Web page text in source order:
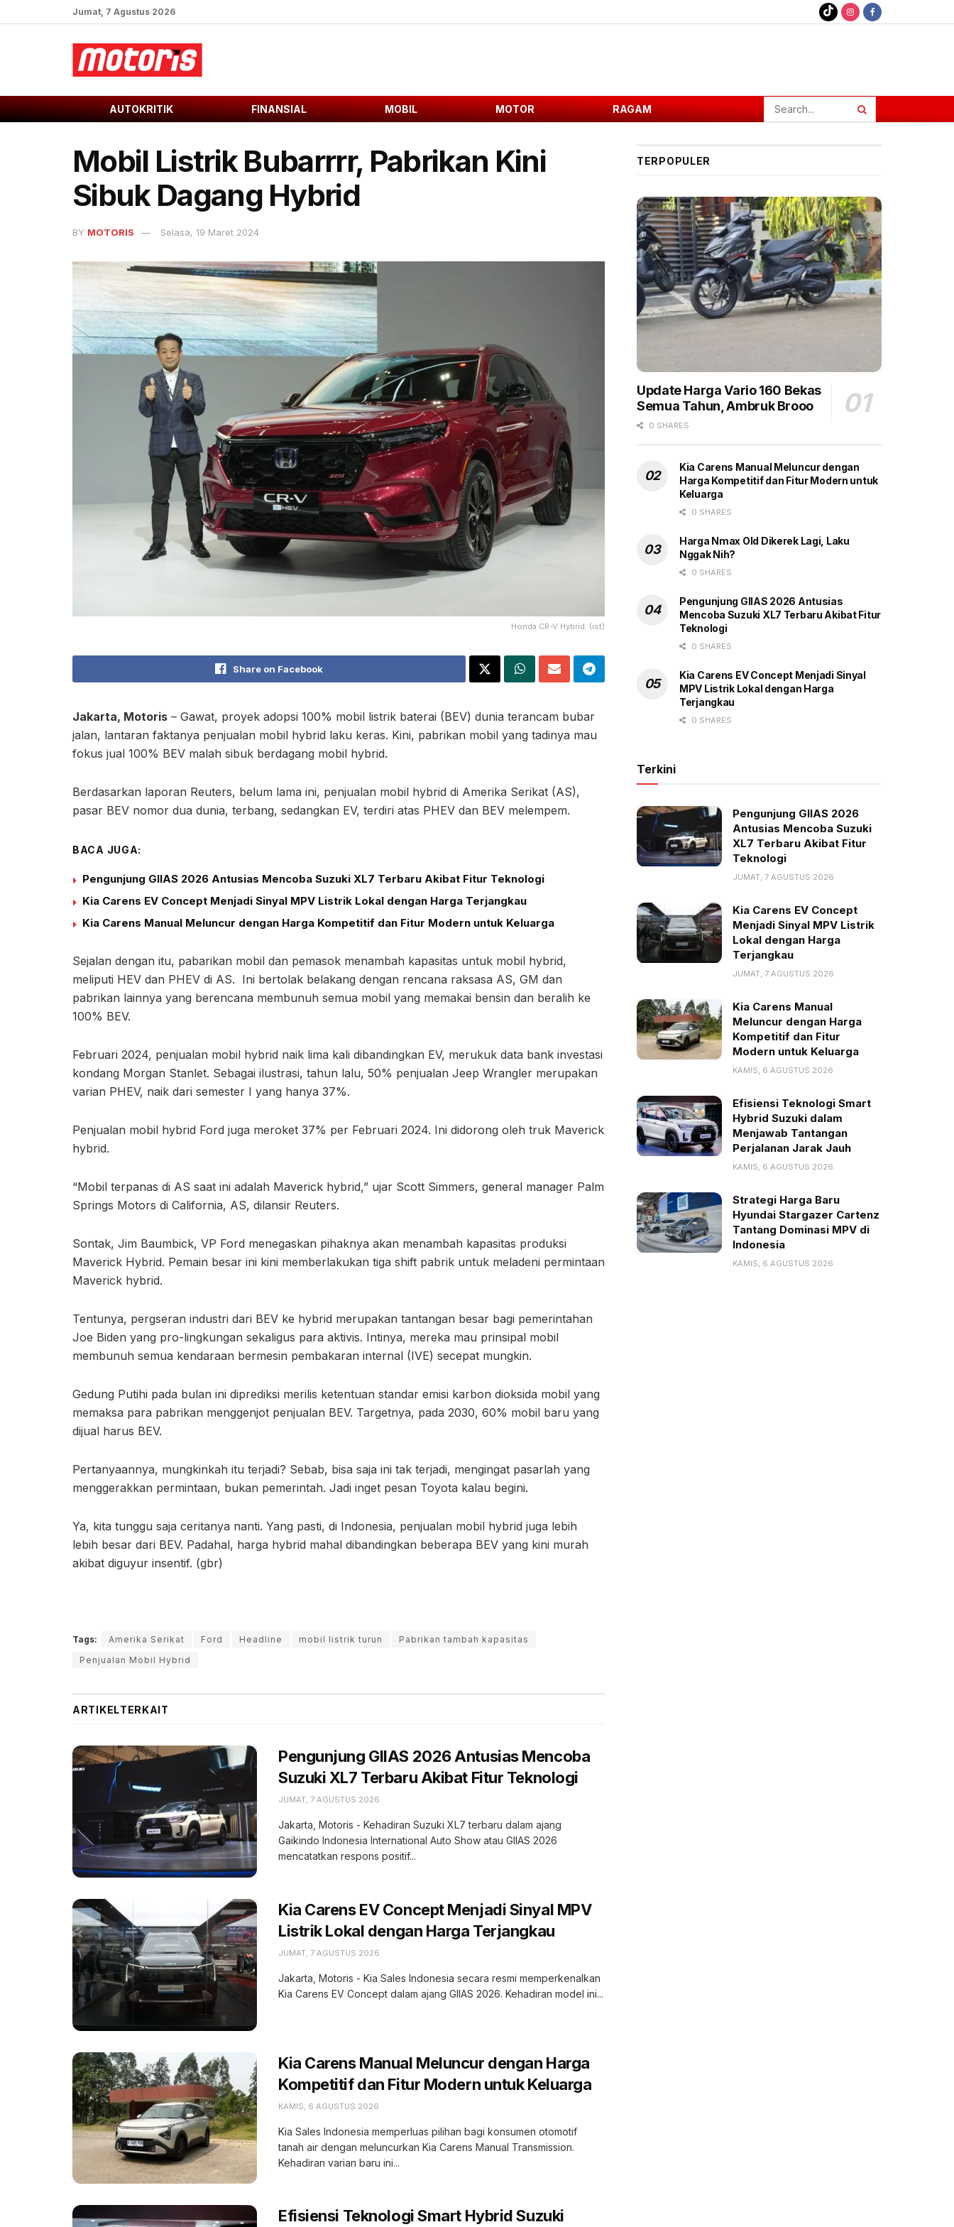
Jumat, 7 Agustus 2026
AUTOKRITIK FINANSIAL MOBIL MOTOR RAGAM
Mobil Listrik Bubarrrr, Pabrikan Kini
Sibuk Dagang Hybrid
BY MOTORIS Selasa, 19 Maret 2024
Honda CR-V Hybrid. (ist)
Share on Facebook
Jakarta, Motoris – Gawat, proyek adopsi 100% mobil listrik baterai (BEV) dunia terancam bubar
jalan, lantaran faktanya penjualan mobil hybrid laku keras. Kini, pabrikan mobil yang tadinya mau
fokus jual 100% BEV malah sibuk berdagang mobil hybrid.
Berdasarkan laporan Reuters, belum lama ini, penjualan mobil hybrid di Amerika Serikat (AS),
pasar BEV nomor dua dunia, terbang, sedangkan EV, terdiri atas PHEV dan BEV melempem.
BACA JUGA:
Pengunjung GIIAS 2026 Antusias Mencoba Suzuki XL7 Terbaru Akibat Fitur Teknologi
Kia Carens EV Concept Menjadi Sinyal MPV Listrik Lokal dengan Harga Terjangkau
Kia Carens Manual Meluncur dengan Harga Kompetitif dan Fitur Modern untuk Keluarga
Sejalan dengan itu, pabarikan mobil dan pemasok menambah kapasitas untuk mobil hybrid,
meliputi HEV dan PHEV di AS. Ini bertolak belakang dengan rencana raksasa AS, GM dan
pabrikan lainnya yang berencana membunuh semua mobil yang memakai bensin dan beralih ke
100% BEV.
Februari 2024, penjualan mobil hybrid naik lima kali dibandingkan EV, merukuk data bank investasi
kondang Morgan Stanlet. Sebagai ilustrasi, tahun lalu, 50% penjualan Jeep Wrangler merupakan
varian PHEV, naik dari semester I yang hanya 37%.
Penjualan mobil hybrid Ford juga meroket 37% per Februari 2024. Ini didorong oleh truk Maverick
hybrid.
“Mobil terpanas di AS saat ini adalah Maverick hybrid,” ujar Scott Simmers, general manager Palm
Springs Motors di California, AS, dilansir Reuters.
Sontak, Jim Baumbick, VP Ford menegaskan pihaknya akan menambah kapasitas produksi
Maverick Hybrid. Pemain besar ini kini memberlakukan tiga shift pabrik untuk meladeni permintaan
Maverick hybrid.
Tentunya, pergseran industri dari BEV ke hybrid merupakan tantangan besar bagi pemerintahan
Joe Biden yang pro-lingkungan sekaligus para aktivis. Intinya, mereka mau prinsipal mobil
membunuh semua kendaraan bermesin pembakaran internal (IVE) secepat mungkin.
Gedung Putihi pada bulan ini diprediksi merilis ketentuan standar emisi karbon dioksida mobil yang
memaksa para pabrikan menggenjot penjualan BEV. Targetnya, pada 2030, 60% mobil baru yang
dijual harus BEV.
Pertanyaannya, mungkinkah itu terjadi? Sebab, bisa saja ini tak terjadi, mengingat pasarlah yang
menggerakkan permintaan, bukan pemerintah. Jadi inget pesan Toyota kalau begini.
Ya, kita tunggu saja ceritanya nanti. Yang pasti, di Indonesia, penjualan mobil hybrid juga lebih
lebih besar dari BEV. Padahal, harga hybrid mahal dibandingkan beberapa BEV yang kini murah
akibat diguyur insentif. (gbr)
Tags: Amerika Serikat Ford Headline mobil listrik turun
Pabrikan tambah kapasitas
Penjualan Mobil Hybrid
ARTIKELTERKAIT
Pengunjung GIIAS 2026 Antusias Mencoba
Suzuki XL7 Terbaru Akibat Fitur Teknologi
JUMAT, 7 AGUSTUS 2026
Jakarta, Motoris - Kehadiran Suzuki XL7 terbaru dalam ajang
Gaikindo Indonesia International Auto Show atau GIIAS 2026
mencatatkan respons positif...
Kia Carens EV Concept Menjadi Sinyal MPV
Listrik Lokal dengan Harga Terjangkau
JUMAT, 7 AGUSTUS 2026
Jakarta, Motoris - Kia Sales Indonesia secara resmi memperkenalkan
Kia Carens EV Concept dalam ajang GIIAS 2026. Kehadiran model ini...
Kia Carens Manual Meluncur dengan Harga
Kompetitif dan Fitur Modern untuk Keluarga
KAMIS, 6 AGUSTUS 2026
Kia Sales Indonesia memperluas pilihan bagi konsumen otomotif
tanah air dengan meluncurkan Kia Carens Manual Transmission.
Kehadiran varian baru ini...
Efisiensi Teknologi Smart Hybrid Suzuki
TERPOPULER
Update Harga Vario 160 Bekas
Semua Tahun, Ambruk Brooo
0 SHARES
Kia Carens Manual Meluncur dengan
Harga Kompetitif dan Fitur Modern untuk
Keluarga
0 SHARES
Harga Nmax Old Dikerek Lagi, Laku
Nggak Nih?
0 SHARES
Pengunjung GIIAS 2026 Antusias
Mencoba Suzuki XL7 Terbaru Akibat Fitur
Teknologi
0 SHARES
Kia Carens EV Concept Menjadi Sinyal
MPV Listrik Lokal dengan Harga
Terjangkau
0 SHARES
Terkini
Pengunjung GIIAS 2026
Antusias Mencoba Suzuki
XL7 Terbaru Akibat Fitur
Teknologi
JUMAT, 7 AGUSTUS 2026
Kia Carens EV Concept
Menjadi Sinyal MPV Listrik
Lokal dengan Harga
Terjangkau
JUMAT, 7 AGUSTUS 2026
Kia Carens Manual
Meluncur dengan Harga
Kompetitif dan Fitur
Modern untuk Keluarga
KAMIS, 6 AGUSTUS 2026
Efisiensi Teknologi Smart
Hybrid Suzuki dalam
Menjawab Tantangan
Perjalanan Jarak Jauh
KAMIS, 6 AGUSTUS 2026
Strategi Harga Baru
Hyundai Stargazer Cartenz
Tantang Dominasi MPV di
Indonesia
KAMIS, 6 AGUSTUS 2026